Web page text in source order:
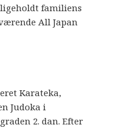
familiens
All Japan
Karateka,
Judoka i
2. dan. Efter